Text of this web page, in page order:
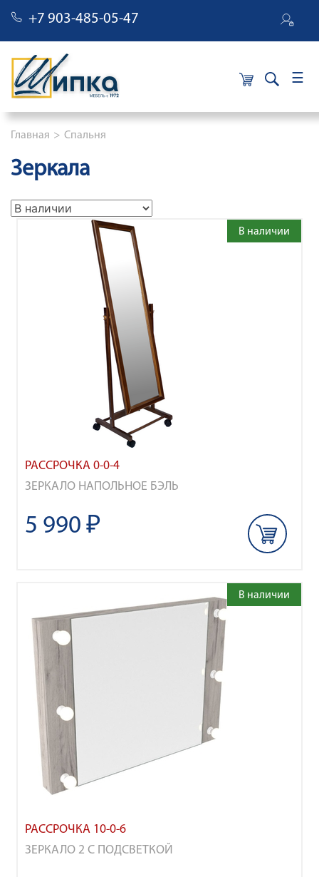
+7 903-485-05-47 ×
Строка навигации
Главная Спальня
Зеркала
РАССРОЧКА 0-0-4
ЗЕРКАЛО НАПОЛЬНОЕ БЭЛЬ
В наличии
5 990 ₽
РАССРОЧКА 10-0-6
ЗЕРКАЛО 2 С ПОДСВЕТКОЙ
В наличии